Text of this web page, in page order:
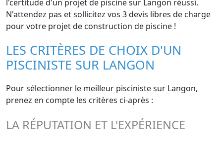
l'certitude d'un projet de piscine sur Langon réussi.
N'attendez pas et sollicitez vos 3 devis libres de charge
pour votre projet de construction de piscine !
LES CRITÈRES DE CHOIX D'UN
PISCINISTE SUR LANGON
Pour sélectionner le meilleur pisciniste sur Langon,
prenez en compte les critères ci-après :
LA RÉPUTATION ET L'EXPÉRIENCE